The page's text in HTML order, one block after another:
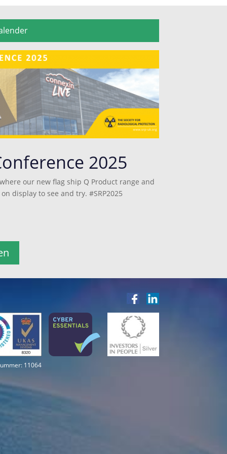
2025
our new flag ship Q Product range and
display to see and try. #SRP2025
11064